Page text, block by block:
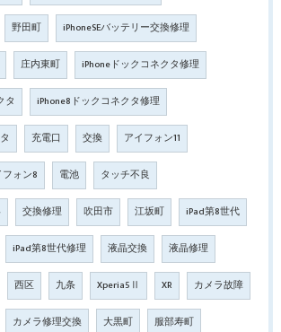
野田町 iPhoneSEバッテリー交換修理
庄内東町 iPhoneドックコネクタ修理
タ iPhone8ドックコネクタ修理
充電口 交換 アイフォン11
フォン8 電池 タッチ不良
交換修理 吹田市 江坂町 iPad第8世代
iPad第8世代修理 液晶交換 液晶修理
西区 九条 Xperia5Ⅱ XR カメラ故障
カメラ修理交換 大黒町 服部寿町